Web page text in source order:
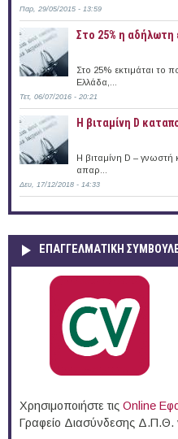
Παρ, 29/05/2015 - 13:59
Στο 25% η αδήλωτη
Στο 25% εκτιμάται το
Ελλάδα,...
Τετ, 06/07/2016 - 20:21
Η βιταμίνη D
Η βιταμίνη D – γνωστή
απαρ...
Δευ, 17/12/2018 - 14:33
ΕΠΑΓΓΕΛΜΑΤΙΚΉ
Χρησιμοποιήστε τις Online
Γραφείο Διασύνδεσης Δ.Π.Θ.